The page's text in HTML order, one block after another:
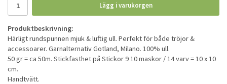
Lägg i varukorgen
Produktbeskrivning:
Härligt rundspunnen mjuk & luftig ull. Perfekt för både tröjor &
accessoarer. Garnalternativ Gotland, Milano. 100% ull.
50 gr = ca 50m. Stickfasthet på Stickor 9 10 maskor / 14 varv = 10 x 10
cm.
Handtvätt.